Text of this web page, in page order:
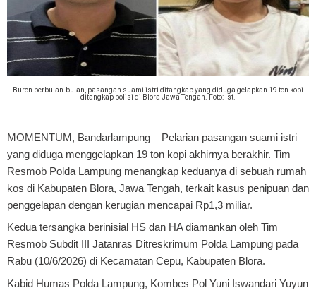
Buron berbulan-bulan, pasangan suami istri ditangkap yang diduga gelapkan 19 ton kopi
ditangkap polisi di Blora Jawa Tengah. Foto: Ist.
MOMENTUM, Bandarlampung – Pelarian pasangan suami istri
yang diduga menggelapkan 19 ton kopi akhirnya berakhir. Tim
Resmob Polda Lampung menangkap keduanya di sebuah rumah
kos di Kabupaten Blora, Jawa Tengah, terkait kasus penipuan dan
penggelapan dengan kerugian mencapai Rp1,3 miliar.
Kedua tersangka berinisial HS dan HA diamankan oleh Tim
Resmob Subdit III Jatanras Ditreskrimum Polda Lampung pada
Rabu (10/6/2026) di Kecamatan Cepu, Kabupaten Blora.
Kabid Humas Polda Lampung, Kombes Pol Yuni Iswandari Yuyun